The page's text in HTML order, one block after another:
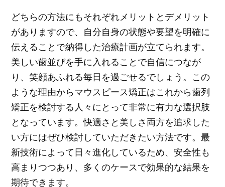
どちらの方法にもそれぞれメリットとデメリット
がありますので、自分自身の状態や要望を明確に
伝えることで納得した治療計画が立てられます。
美しい歯並びを手に入れることで自信につなが
り、笑顔あふれる毎日を過ごせるでしょう。この
ような理由からマウスピース矯正はこれから歯列
矯正を検討する人々にとって非常に有力な選択肢
となっています。快適さと美しさ両方を追求した
い方にはぜひ検討していただきたい方法です。最
新技術によって日々進化しているため、安全性も
高まりつつあり、多くのケースで効果的な結果を
期待できます。